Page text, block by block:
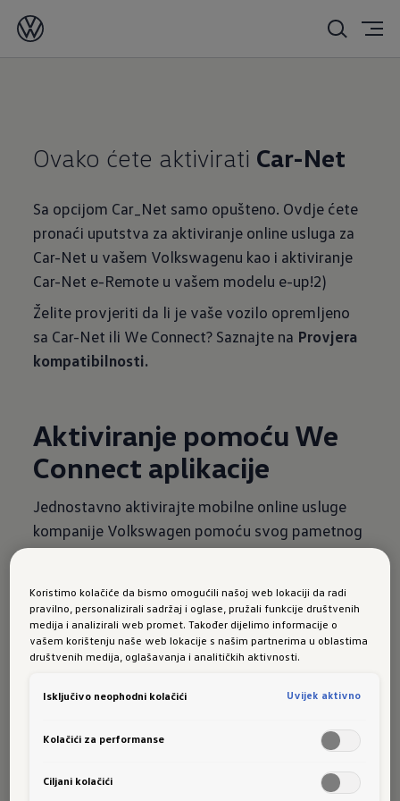
Ovako ćete aktivirati Car-Net
Sa opcijom Car_Net samo opušteno. Ovdje ćete
pronaći uputstva za aktiviranje online usluga za
Car-Net u vašem Volkswagenu kao i aktiviranje
Car-Net e-Remote u vašem modelu e-up!2)
Želite provjeriti da li je vaše vozilo opremljeno
sa Car-Net ili We Connect? Saznajte na Provjera
kompatibilnosti.
Aktiviranje pomoću We
Connect aplikacije
Jednostavno aktivirajte mobilne online usluge
kompanije Volkswagen pomoću svog pametnog
telefona: Putem We Connect aplikacije
dovedite mobilne online usluge u svoje vozilo.
U ovom pisanom uputstvu pokazat ćemo vam
pojedinačne korake, koji su potrebni za to.
Preuzmite pismeno uputstvo
Koristimo kolačiće da bismo omogućili našoj web lokaciji da radi
pravilno, personalizirali sadržaj i oglase, pružali funkcije društvenih
medija i analizirali web promet. Također dijelimo informacije o
vašem korištenju naše web lokacije s našim partnerima u oblastima
društvenih medija, oglašavanja i analitičkih aktivnosti.
Isključivo neophodni kolačići Uvijek aktivno
Kolačići za performanse
Ciljani kolačići